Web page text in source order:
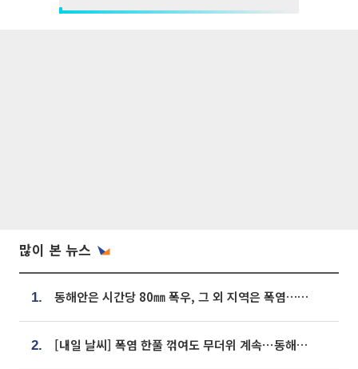
많이 본 뉴스
1. 동해안은 시간당 80㎜ 폭우, 그 외 지역은 폭염…‘극과 극 날씨’
2. [내일 날씨] 폭염 한풀 꺾여도 무더위 계속⋯동해안 이틀 연속 비